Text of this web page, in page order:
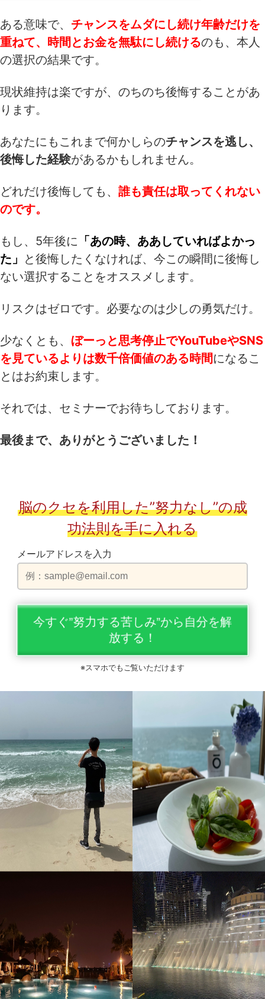
ある意味で、 チャンスをムダにし続け年齢だけを
重ねて、時間とお金を無駄にし続けるのも、本人
の選択の結果です。
現状維持は楽ですが、のちのち後悔することがあ
ります。
あなたにもこれまで何かしらのチャンスを逃し、
後悔した経験があるかもしれません。
どれだけ後悔しても、 誰も責任は取ってくれない
のです。
もし、5年後に 「あの時、ああしていればよかっ
た」 と後悔したくなければ、今この瞬間に後悔し
ない選択することをオススメします。
リスクはゼロです。必要なのは少しの勇気だけ。
少なくとも、 ぼーっと思考停止でYouTubeやSNS
を見ているよりは数千倍価値のある時間 になるこ
とはお約束します。
それでは、セミナーでお待ちしております。
最後まで、ありがとうございました！
脳のクセを利用した”努力なし”の成
功法則を手に入れる
メールアドレスを入力
今すぐ”努力する苦しみ”から自分を解
放する！
※スマホでもご覧いただけます